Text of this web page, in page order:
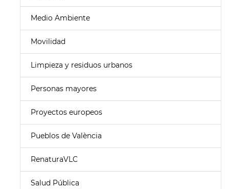
Medio Ambiente
Movilidad
Limpieza y residuos urbanos
Personas mayores
Proyectos europeos
Pueblos de València
RenaturaVLC
Salud Pública